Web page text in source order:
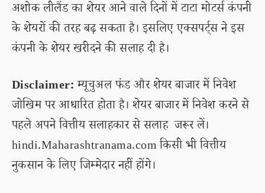
अशोक लीलैंड का शेयर आने वाले दिनों में टाटा मोटर्स कंपनी
के शेयरों की तरह बढ़ सकता है। इसलिए एक्सपर्ट्स ने इस
कंपनी के शेयर खरीदने की सलाह दी है।
Disclaimer:म्यूचुअल फंड और शेयर बाजार में निवेश
जोखिम पर आधारित होता है। शेयर बाजार में निवेश करने से
पहले अपने वित्तीय सलाहकार से सलाह जरूर लें।
hindi.Maharashtranama.com किसी भी वित्तीय
नुकसान के लिए जिम्मेदार नहीं होंगे।